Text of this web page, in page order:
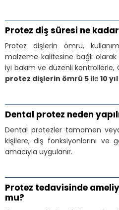
Protez diş süresi ne
Protez dişlerin ömrü,
malzeme kalitesine bağlı
iyi bakım ve düzenli kontrollerle,
protez dişlerin ömrü 5 ile 10
Dental protez neden
Dental protezler tamamen
kişilere, diş fonksiyonlarını ve
amacıyla uygulanır.
Protez tedavisinde
mu?